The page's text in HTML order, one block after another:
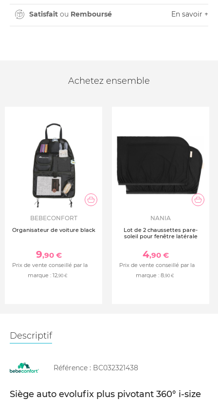
Satisfait ou Remboursé En savoir +
Achetez ensemble
BEBECONFORT
Organisateur de voiture black
9,90 €
Prix de vente conseillé par la
marque : 12,90 €
NANIA
Lot de 2 chaussettes pare-
soleil pour fenêtre latérale
4,90 €
Prix de vente conseillé par la
marque : 8,90 €
Descriptif
Référence : BC032321438
Siège auto evolufix plus pivotant 360° i-size